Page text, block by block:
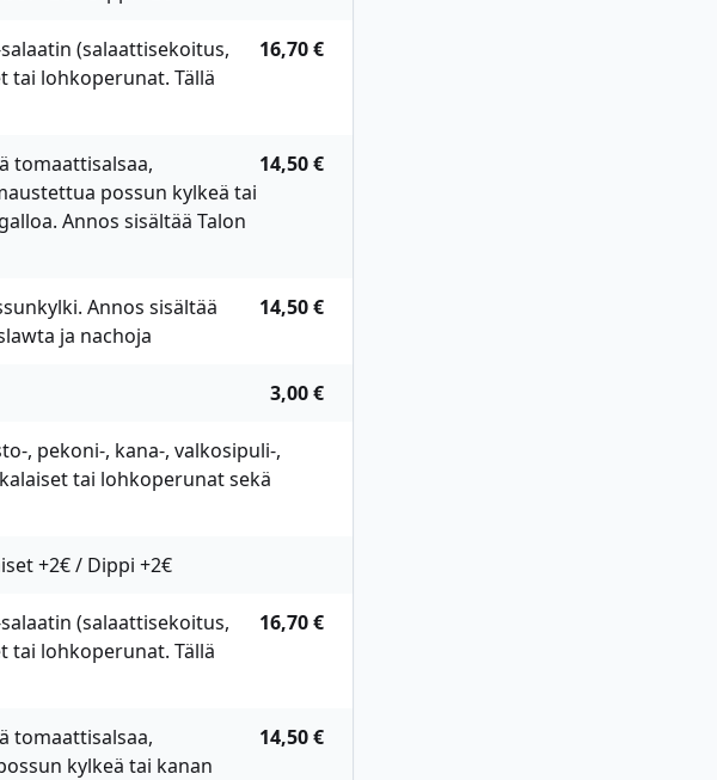
(salaattisekoitus,
tai lohkoperunat. Tällä
16,70 €
tomaattisalsaa,
possun kylkeä tai
Annos sisältää Talon
14,50 €
Annos sisältää
ja nachoja
14,50 €
3,00 €
, pekoni-, kana-, valkosipuli-,
tai lohkoperunat sekä
+2€ / Dippi +2€
(salaattisekoitus,
tai lohkoperunat. Tällä
16,70 €
tomaattisalsaa,
kylkeä tai kanan
14,50 €